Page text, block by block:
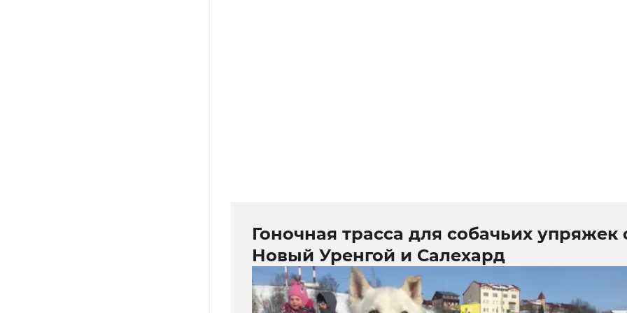
Гоночная трасса для собачьих упряжек
Новый Уренгой и Салехард